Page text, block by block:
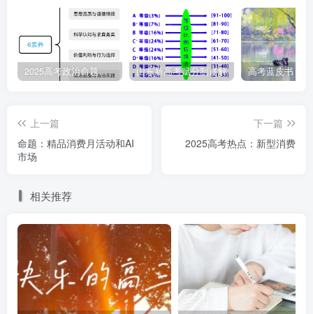
国特色社会主义事业的领导核心，全面依法治国只有坚持党
的领导有利于维护最广大人民的根本利益。
（3）我国坚持依法治国的基本方略，坚持党对全面依法
家命运，只有发挥党总揽全局、协调各方的领导核心作用，
才能完成建设法治中国的奋斗目标。
的。只有坚持党对全面依法治国的领导，才能通过法定程序
使法律体现人民的意志，从而保障人民利益的实现和党的政
策有效实施。
7.现代科技在文物“活”起来、“火”起来过程中的作用
2025高考政治命题纲要解读 山东新高考赋分制详解
上一篇
命题：精品消费月活动和AI
市场
下一篇
2025高考热点：新型消费
相关推荐